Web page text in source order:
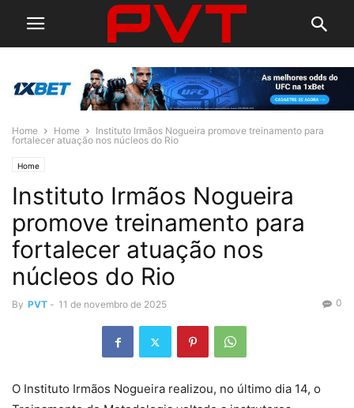
Home Home
Instituto Irmãos Nogueira promove treinamento para
fortalecer atuação nos núcleos do Rio
Home
Instituto Irmãos Nogueira
promove treinamento para
fortalecer atuação nos
núcleos do Rio
By PVT - 11 de novembro de 2025 0
O Instituto Irmãos Nogueira realizou, no último dia 14, o